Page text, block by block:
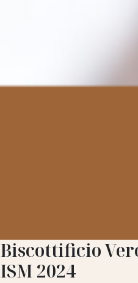
Biscottificio
ISM 2024